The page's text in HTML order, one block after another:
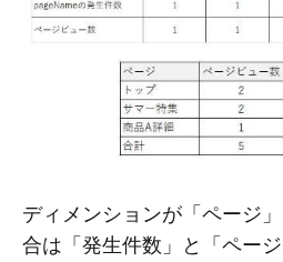
ディメンションが「ページ
合は「発生件数」と「ペー